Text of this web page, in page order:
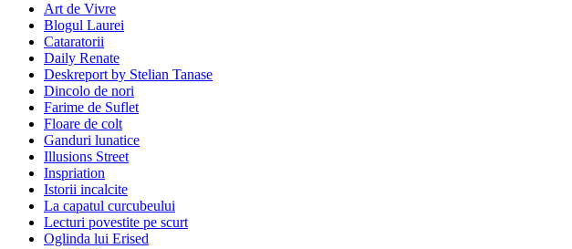
Art de Vivre
Blogul Laurei
Cataratorii
Daily Renate
Deskreport by Stelian Tanase
Dincolo de nori
Farime de Suflet
Floare de colt
Ganduri lunatice
Illusions Street
Inspriation
Istorii incalcite
La capatul curcubeului
Lecturi povestite pe scurt
Oglinda lui Erised